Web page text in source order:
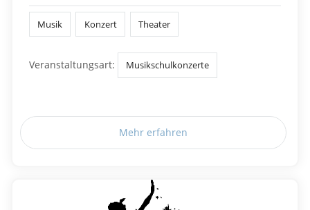
Musik Konzert Theater
Veranstaltungsart: Musikschulkonzerte
Mehr erfahren